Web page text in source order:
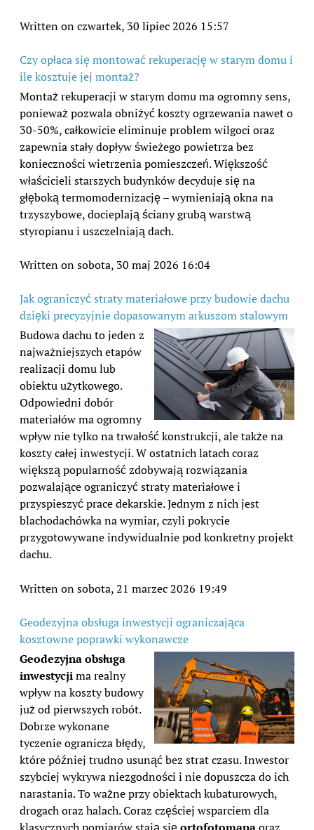
Written on czwartek, 30 lipiec 2026 15:57
Czy opłaca się montować rekuperację w starym domu i
ile kosztuje jej montaż?
Montaż rekuperacji w starym domu ma ogromny sens,
ponieważ pozwala obniżyć koszty ogrzewania nawet o
30-50%, całkowicie eliminuje problem wilgoci oraz
zapewnia stały dopływ świeżego powietrza bez
konieczności wietrzenia pomieszczeń. Większość
właścicieli starszych budynków decyduje się na
głęboką termomodernizację – wymieniają okna na
trzyszybowe, docieplają ściany grubą warstwą
styropianu i uszczelniają dach.
Written on sobota, 30 maj 2026 16:04
Jak ograniczyć straty materiałowe przy budowie dachu
dzięki precyzyjnie dopasowanym arkuszom stalowym
Budowa dachu to jeden z
najważniejszych etapów
realizacji domu lub
obiektu użytkowego.
Odpowiedni dobór
materiałów ma ogromny
wpływ nie tylko na trwałość konstrukcji, ale także na
koszty całej inwestycji. W ostatnich latach coraz
większą popularność zdobywają rozwiązania
pozwalające ograniczyć straty materiałowe i
przyspieszyć prace dekarskie. Jednym z nich jest
blachodachówka na wymiar, czyli pokrycie
przygotowywane indywidualnie pod konkretny projekt
dachu.
Written on sobota, 21 marzec 2026 19:49
Geodezyjna obsługa inwestycji ograniczająca
kosztowne poprawki wykonawcze
Geodezyjna obsługa
inwestycjima realny
wpływ na koszty budowy
już od pierwszych robót.
Dobrze wykonane
tyczenie ogranicza błędy,
które później trudno usunąć bez strat czasu. Inwestor
szybciej wykrywa niezgodności i nie dopuszcza do ich
narastania. To ważne przy obiektach kubaturowych,
drogach oraz halach. Coraz częściej wsparciem dla